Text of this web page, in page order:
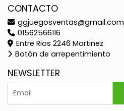
CONTACTO
ggjuegosventas@gmail.com
01562566116
Entre Rios 2246 Martinez
Botón de arrepentimiento
NEWSLETTER